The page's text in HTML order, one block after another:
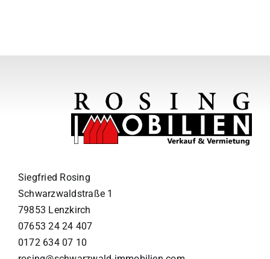
Siegfried Rosing
Schwarzwaldstraße 1
79853 Lenzkirch
07653 24 24 407
0172 634 07 10